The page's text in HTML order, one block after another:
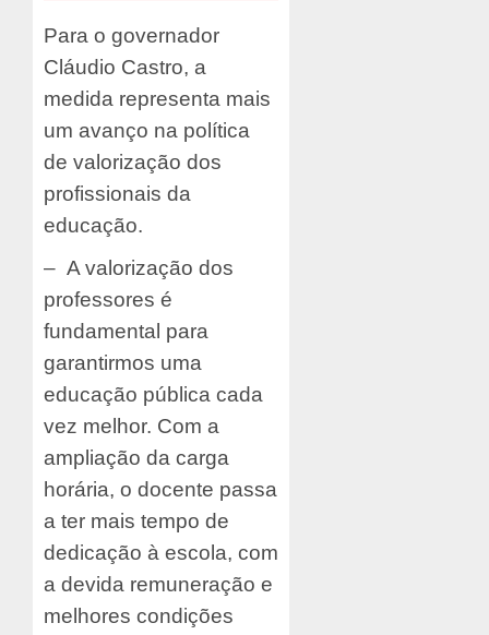
Para o governador
Cláudio Castro, a
medida representa mais
um avanço na política
de valorização dos
profissionais da
educação.
– A valorização dos
professores é
fundamental para
garantirmos uma
educação pública cada
vez melhor. Com a
ampliação da carga
horária, o docente passa
a ter mais tempo de
dedicação à escola, com
a devida remuneração e
melhores condições